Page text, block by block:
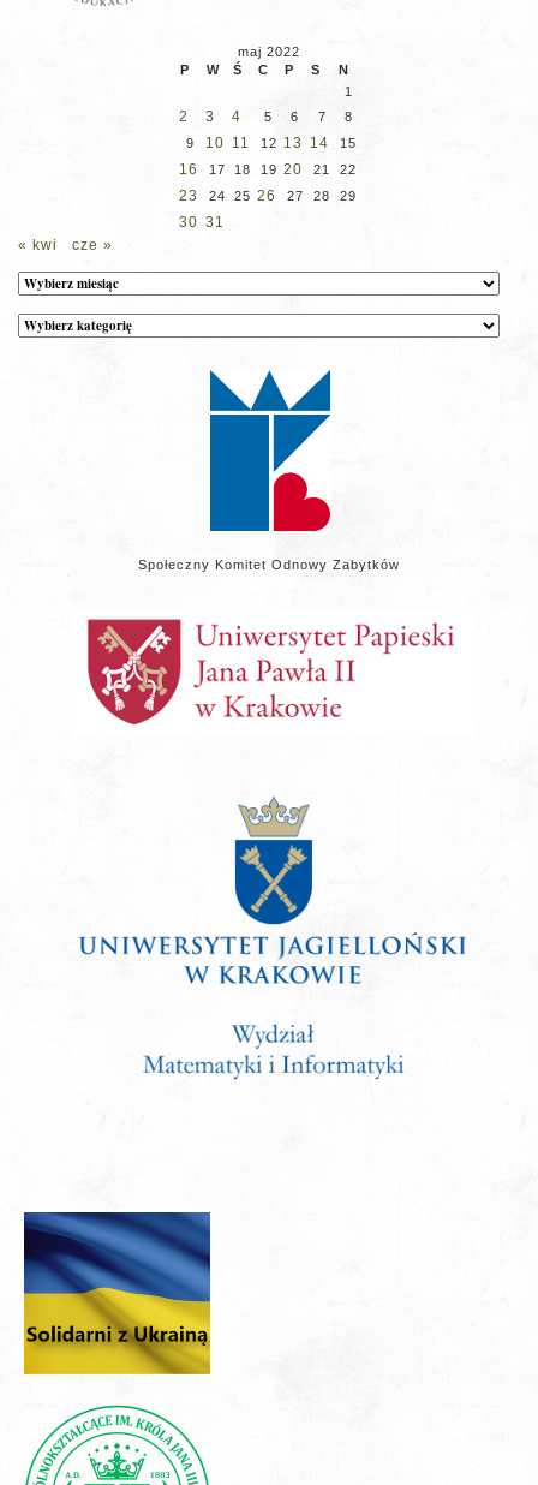
maj 2022
P
W Ś C P S
N
1
2 3 4 5 6 7
8
9
10 11 12 13 14 15
16 17 18 19 20 21 22
23 24 25 26 27 28 29
30 31
« kwi
cze »
Archiwum
Kategorie
wpisów
Społeczny Komitet Odnowy Zabytków